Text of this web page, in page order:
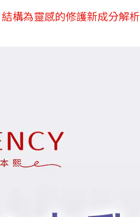
結構為靈感的修護新成分解析